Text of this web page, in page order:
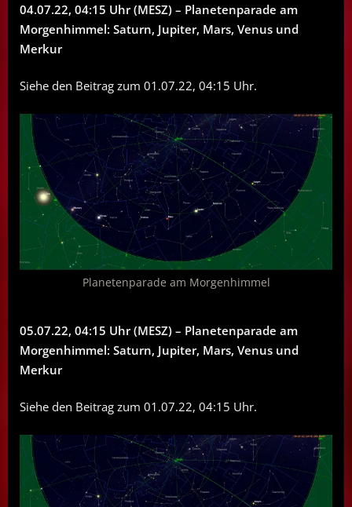
04.07.22, 04:15 Uhr (MESZ) – Planetenparade am
Morgenhimmel: Saturn, Jupiter, Mars, Venus und
Merkur
Siehe den Beitrag zum 01.07.22, 04:15 Uhr.
Planetenparade am Morgenhimmel
05.07.22, 04:15 Uhr (MESZ) – Planetenparade am
Morgenhimmel: Saturn, Jupiter, Mars, Venus und
Merkur
Siehe den Beitrag zum 01.07.22, 04:15 Uhr.